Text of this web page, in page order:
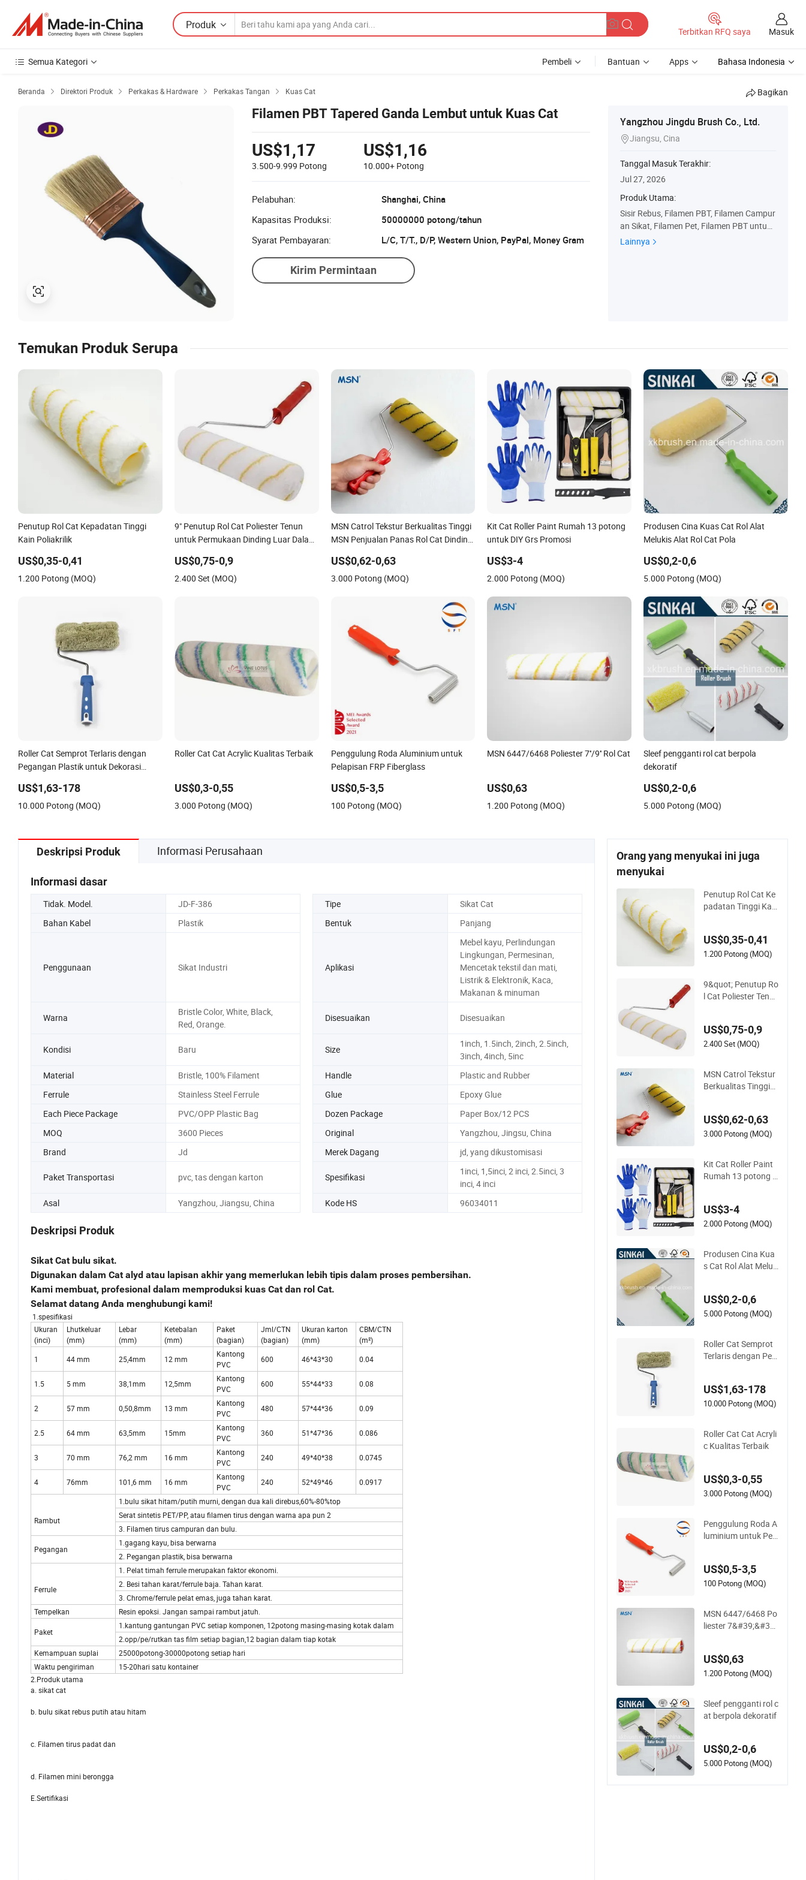
Produk
Terbitkan RFQ saya Masuk
Semua Kategori Pembeli Bantuan Apps Bahasa Indonesia
Beranda  Direktori Produk  Perkakas & Hardware  Perkakas Tangan  Kuas Cat Bagikan
Filamen PBT Tapered Ganda Lembut untuk Kuas Cat
US$1,17
3.500-9.999 Potong
US$1,16
10.000+ Potong
Pelabuhan:
Shanghai, China
Kapasitas Produksi:
50000000 potong/tahun
Syarat Pembayaran:
L/C, T/T., D/P, Western Union, PayPal, Money Gram
Kirim Permintaan
Yangzhou Jingdu Brush Co., Ltd.
Jiangsu, Cina
Tanggal Masuk Terakhir:
Jul 27, 2026
Produk Utama:
Sisir Rebus, Filamen PBT, Filamen Campur
an Sikat, Filamen Pet, Filamen PBT untuk
Sikat Cat, Filamen PBT untuk Sikat Senim
Lainnya
Temukan Produk Serupa
Penutup Rol Cat Kepadatan Tinggi
Kain Poliakrilik
US$0,35-0,41
1.200 Potong (MOQ)
9" Penutup Rol Cat Poliester Tenun
untuk Permukaan Dinding Luar Dalam,
US$0,75-0,9
2.400 Set (MOQ)
MSN Catrol Tekstur Berkualitas Tinggi
MSN Penjualan Panas Rol Cat Dinding
US$0,62-0,63
3.000 Potong (MOQ)
Kit Cat Roller Paint Rumah 13 potong
untuk DIY Grs Promosi
US$3-4
2.000 Potong (MOQ)
Produsen Cina Kuas Cat Rol Alat
Melukis Alat Rol Cat Pola
US$0,2-0,6
5.000 Potong (MOQ)
Roller Cat Semprot Terlaris dengan
Pegangan Plastik untuk Dekorasi
US$1,63-178
10.000 Potong (MOQ)
Roller Cat Cat Acrylic Kualitas Terbaik
US$0,3-0,55
3.000 Potong (MOQ)
Penggulung Roda Aluminium untuk
Pelapisan FRP Fiberglass
US$0,5-3,5
100 Potong (MOQ)
MSN 6447/6468 Poliester 7''/9'' Rol Cat
US$0,63
1.200 Potong (MOQ)
Sleef pengganti rol cat berpola
dekoratif
US$0,2-0,6
5.000 Potong (MOQ)
Deskripsi Produk Informasi Perusahaan
Informasi dasar
Tidak. Model. JD-F-386 Tipe
Sikat Cat
Bahan Kabel
Plastik Bentuk Panjang
Penggunaan Sikat Industri Aplikasi
Mebel kayu, Perlindungan
Lingkungan, Permesinan,
Mencetak tekstil dan mati,
Listrik & Elektronik, Kaca,
Makanan & minuman
Warna
Bristle Color, White, Black,
Red, Orange.
Disesuaikan Disesuaikan
Kondisi Baru Size
1inch, 1.5inch, 2inch, 2.5inch,
3inch, 4inch, 5inc
Material
Bristle, 100% Filament Handle
Plastic and Rubber
Ferrule
Stainless Steel Ferrule Glue
Epoxy Glue
Each Piece Package
PVC/OPP Plastic Bag Dozen Package
Paper Box/12 PCS
MOQ
3600 Pieces Original
Yangzhou, Jingsu, China
Brand
Jd Merek Dagang jd, yang dikustomisasi
Paket Transportasi pvc, tas dengan karton Spesifikasi
1inci, 1,5inci, 2 inci, 2.5inci, 3
inci, 4 inci
Asal
Yangzhou, Jiangsu, China Kode HS 96034011
Deskripsi Produk
Sikat Cat bulu sikat.
Digunakan dalam Cat alyd atau lapisan akhir yang memerlukan lebih tipis dalam proses pembersihan.
Kami membuat, profesional dalam memproduksi kuas Cat dan rol Cat.
Selamat datang Anda menghubungi kami!
1.spesifikasi
Ukuran
(inci)
Lhutkeluar
(mm)
Lebar
(mm)
Ketebalan
(mm)
Paket
(bagian)
Jml/CTN
(bagian)
Ukuran karton
(mm)
CBM/CTN
(m²)
1
44 mm 25,4mm 12 mm
Kantong
PVC
600 46*43*30 0.04
1.5 5 mm 38,1mm 12,5mm
Kantong
PVC
600 55*44*33 0.08
2 57 mm 0,50,8mm 13 mm
Kantong
PVC
480 57*44*36 0.09
2.5 64 mm 63,5mm 15mm
Kantong
PVC
360 51*47*36 0.086
3 70 mm 76,2 mm 16 mm
Kantong
PVC
240 49*40*38 0.0745
4 76mm 101,6 mm 16 mm
Kantong
PVC
240 52*49*46 0.0917
Rambut
1.bulu sikat hitam/putih murni, dengan dua kali direbus,60%-80%top
Serat sintetis PET/PP, atau filamen tirus dengan warna apa pun 2
3. Filamen tirus campuran dan bulu.
Pegangan
1.gagang kayu, bisa berwarna
2. Pegangan plastik, bisa berwarna
Ferrule
1. Pelat timah ferrule merupakan faktor ekonomi.
2. Besi tahan karat/ferrule baja. Tahan karat.
3. Chrome/ferrule pelat emas, juga tahan karat.
Tempelkan
Resin epoksi. Jangan sampai rambut jatuh.
Paket
1.kantung gantungan PVC setiap komponen, 12potong masing-masing kotak dalam
2.opp/pe/rutkan tas film setiap bagian,12 bagian dalam tiap kotak
Kemampuan suplai
25000potong-30000potong setiap hari
Waktu pengiriman
15-20hari satu kontainer
2.Produk utama
a. sikat cat
b. bulu sikat rebus putih atau hitam
c. Filamen tirus padat dan
d. Filamen mini berongga
E.Sertifikasi
Orang yang menyukai ini juga
menyukai
Penutup Rol Cat Ke
padatan Tinggi Kain
US$0,35-0,41
1.200 Potong (MOQ)
9&quot; Penutup Ro
l Cat Poliester Tenu
Dek, Pagar, Lantai
US$0,75-0,9
2.400 Set (MOQ)
MSN Catrol Tekstur
Berkualitas Tinggi
egangan Rol Kuas S
elongsong
US$0,62-0,63
3.000 Potong (MOQ)
Kit Cat Roller Paint
Rumah 13 potong u
US$3-4
2.000 Potong (MOQ)
Produsen Cina Kua
s Cat Rol Alat Meluk
US$0,2-0,6
5.000 Potong (MOQ)
Roller Cat Semprot
Terlaris dengan Peg
US$1,63-178
10.000 Potong (MOQ)
Roller Cat Cat Acryli
c Kualitas Terbaik
US$0,3-0,55
3.000 Potong (MOQ)
Penggulung Roda A
luminium untuk Pel
US$0,5-3,5
100 Potong (MOQ)
MSN 6447/6468 Po
liester 7&#39;&#3
US$0,63
1.200 Potong (MOQ)
Sleef pengganti rol c
at berpola dekoratif
US$0,2-0,6
5.000 Potong (MOQ)